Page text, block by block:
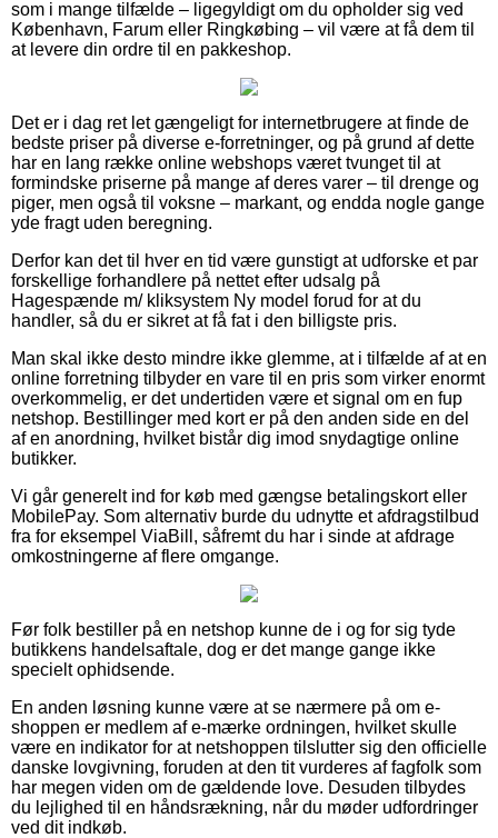
som i mange tilfælde – ligegyldigt om du opholder sig ved
København, Farum eller Ringkøbing – vil være at få dem til
at levere din ordre til en pakkeshop.
Det er i dag ret let gængeligt for internetbrugere at finde de
bedste priser på diverse e-forretninger, og på grund af dette
har en lang række online webshops været tvunget til at
formindske priserne på mange af deres varer – til drenge og
piger, men også til voksne – markant, og endda nogle gange
yde fragt uden beregning.
Derfor kan det til hver en tid være gunstigt at udforske et par
forskellige forhandlere på nettet efter udsalg på
Hagespænde m/ kliksystem Ny model forud for at du
handler, så du er sikret at få fat i den billigste pris.
Man skal ikke desto mindre ikke glemme, at i tilfælde af at en
online forretning tilbyder en vare til en pris som virker enormt
overkommelig, er det undertiden være et signal om en fup
netshop. Bestillinger med kort er på den anden side en del
af en anordning, hvilket bistår dig imod snydagtige online
butikker.
Vi går generelt ind for køb med gængse betalingskort eller
MobilePay. Som alternativ burde du udnytte et afdragstilbud
fra for eksempel ViaBill, såfremt du har i sinde at afdrage
omkostningerne af flere omgange.
Før folk bestiller på en netshop kunne de i og for sig tyde
butikkens handelsaftale, dog er det mange gange ikke
specielt ophidsende.
En anden løsning kunne være at se nærmere på om e-
shoppen er medlem af e-mærke ordningen, hvilket skulle
være en indikator for at netshoppen tilslutter sig den officielle
danske lovgivning, foruden at den tit vurderes af fagfolk som
har megen viden om de gældende love. Desuden tilbydes
du lejlighed til en håndsrækning, når du møder udfordringer
ved dit indkøb.